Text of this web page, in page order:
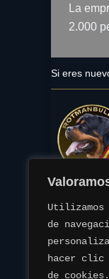
Utilizamos
de
hacer clic
de cookies.
La
2.000
Si eres